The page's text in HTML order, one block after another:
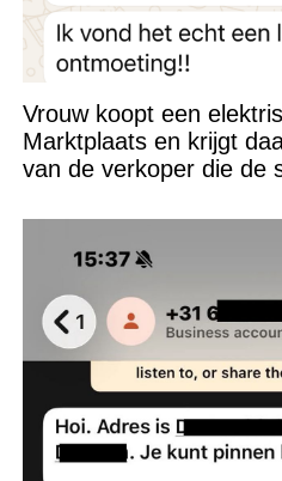
Vrouw koopt een
Marktplaats en krijgt
van de verkoper die de